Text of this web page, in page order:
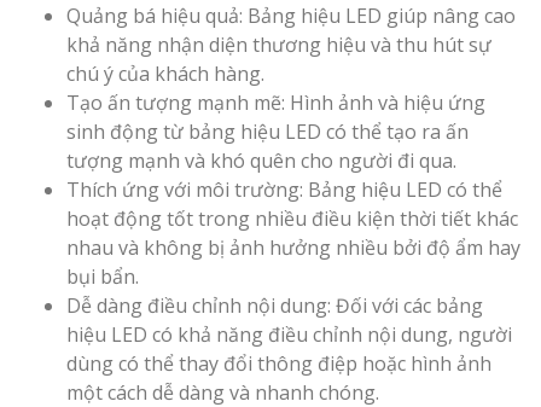
Quảng bá hiệu quả: Bảng hiệu LED giúp nâng cao
khả năng nhận diện thương hiệu và thu hút sự
chú ý của khách hàng.
Tạo ấn tượng mạnh mẽ: Hình ảnh và hiệu ứng
sinh động từ bảng hiệu LED có thể tạo ra ấn
tượng mạnh và khó quên cho người đi qua.
Thích ứng với môi trường: Bảng hiệu LED có thể
hoạt động tốt trong nhiều điều kiện thời tiết khác
nhau và không bị ảnh hưởng nhiều bởi độ ẩm hay
bụi bẩn.
Dễ dàng điều chỉnh nội dung: Đối với các bảng
hiệu LED có khả năng điều chỉnh nội dung, người
dùng có thể thay đổi thông điệp hoặc hình ảnh
một cách dễ dàng và nhanh chóng.